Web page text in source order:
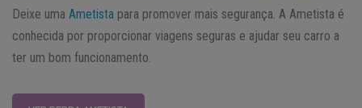
Deixe uma Ametista para promover mais segurança. A Ametista é
conhecida por proporcionar viagens seguras e ajudar seu carro a
ter um bom funcionamento.